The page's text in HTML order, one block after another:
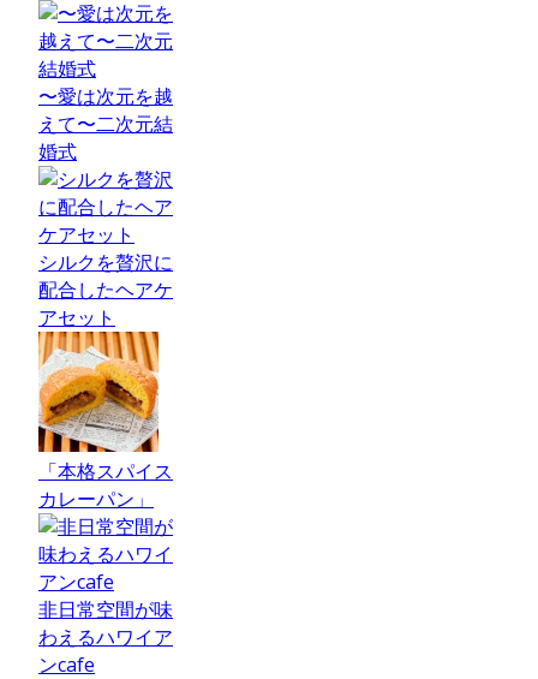
〜愛は次元を越
えて〜二次元結
婚式
シルクを贅沢に
配合したヘアケ
アセット
「本格スパイス
カレーパン」
非日常空間が味
わえるハワイア
ンcafe